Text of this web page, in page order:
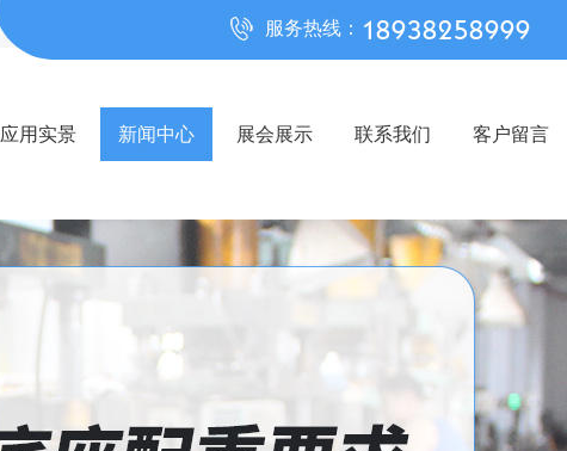
服务热线： 18938258999
应用实景 新闻中心 展会展示 联系我们 客户留言